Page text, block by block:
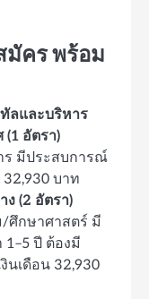
มัคร พร้อม
ลและบริหาร
อัตรา)
ร มีประสบการณ์
32,930 บาท
(2 อัตรา)
/ศึกษาศาสตร์ มี
ปี ต้องมี
นเดือน 32,930